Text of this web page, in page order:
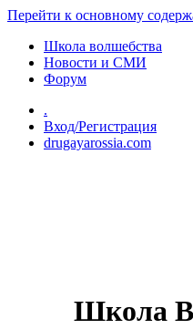
Перейти к основному
Школа волшебства
Новости и СМИ
Форум
.
Вход/Регистрация
drugayarossia.com
Школа